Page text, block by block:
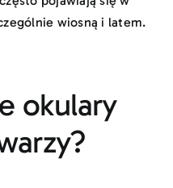
wiosną i latem.
okulary